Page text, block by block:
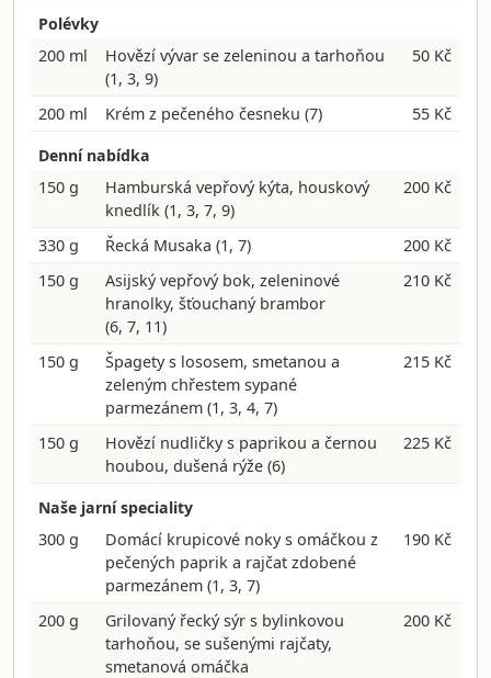
Polévky
200 ml
Hovězí vývar se zeleninou a tarhoňou
(1, 3, 9)
50 Kč
200 ml Krém z pečeného česneku(7)
55 Kč
Denní nabídka
150 g
Hamburská vepřový kýta, houskový
knedlík(1, 3, 7, 9)
200 Kč
330 g Řecká Musaka(1, 7)
200 Kč
150 g
Asijský vepřový bok, zeleninové
hranolky, šťouchaný brambor
(6, 7, 11)
210 Kč
150 g
Špagety s lososem, smetanou a
zeleným chřestem sypané
parmezánem(1, 3, 4, 7)
215 Kč
150 g
Hovězí nudličky s paprikou a černou
houbou, dušená rýže(6)
225 Kč
Naše jarní speciality
300 g
Domácí krupicové noky s omáčkou z
pečených paprik a rajčat zdobené
parmezánem(1, 3, 7)
190 Kč
200 g
Grilovaný řecký sýr s bylinkovou
tarhoňou, se sušenými rajčaty,
smetanová omáčka
200 Kč